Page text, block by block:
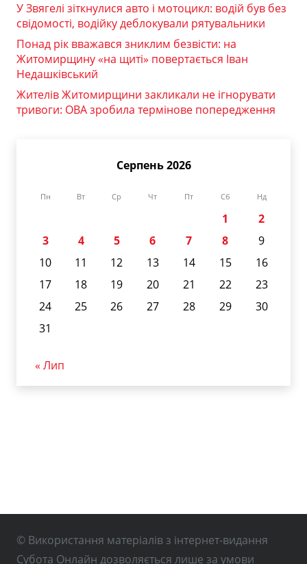
У Звягелі зіткнулися авто і мотоцикл: водій був без
свідомості, водійку деблокували рятувальники
Понад рік вважався зниклим безвісти: на
Житомирщину «на щиті» повертається Іван
Недашківський
Жителів Житомирщини закликали не ігнорувати
тривоги: ОВА зробила термінове попередження
Серпень 2026
Пн Вт Ср Чт Пт Сб Нд
1
2
3
4 5 6 7 8
9
10
11 12 13 14 15
16
17
18 19 20 21 22
23
24
25 26 27 28 29
30
31
« Лип
© Використання матеріалів з інтернет-видання
Субота Онлайн дозволяється лише за умови